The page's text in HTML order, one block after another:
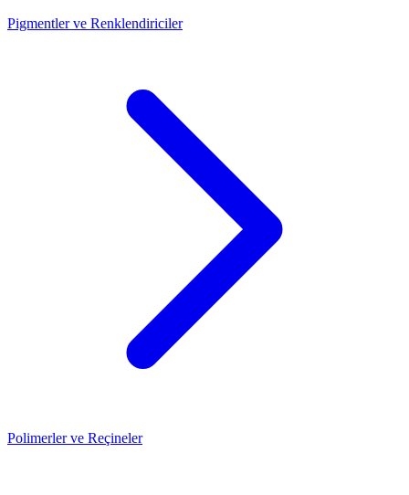
Pigmentler ve Renklendiriciler
Polimerler ve Reçineler